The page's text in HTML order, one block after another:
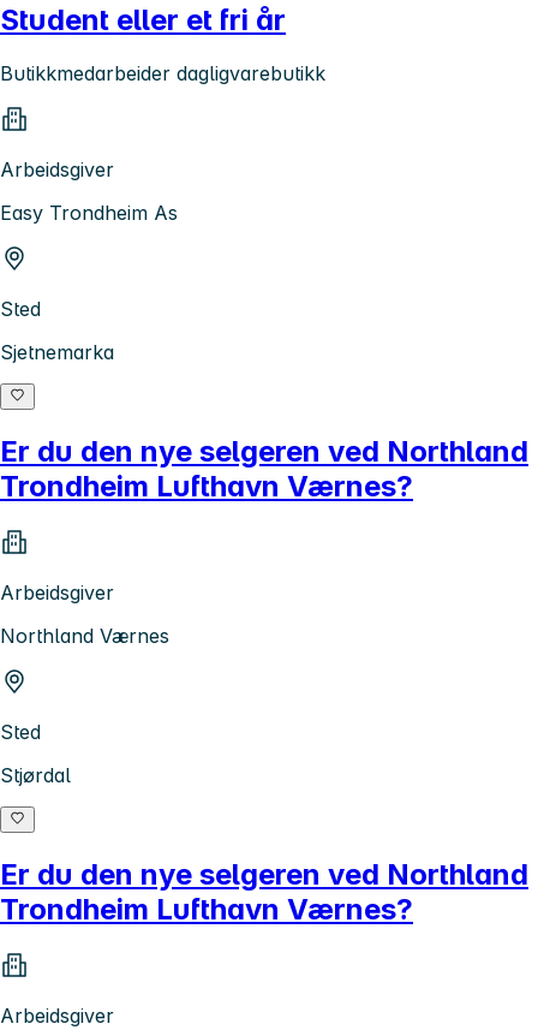
Student eller et fri år
Butikkmedarbeider dagligvarebutikk
Arbeidsgiver
Easy Trondheim As
Sted
Sjetnemarka
Er du den nye selgeren ved Northland
Trondheim Lufthavn Værnes?
Arbeidsgiver
Northland Værnes
Sted
Stjørdal
Er du den nye selgeren ved Northland
Trondheim Lufthavn Værnes?
Arbeidsgiver